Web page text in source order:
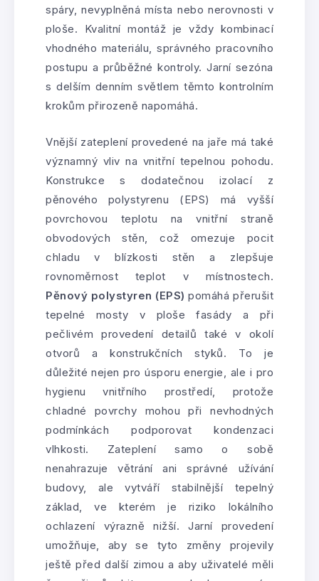
spáry, nevyplněná místa nebo nerovnosti v
ploše. Kvalitní montáž je vždy kombinací
vhodného materiálu, správného pracovního
postupu a průběžné kontroly. Jarní sezóna
s delším denním světlem těmto kontrolním
krokům přirozeně napomáhá.
Vnější zateplení provedené na jaře má také
významný vliv na vnitřní tepelnou pohodu.
Konstrukce s dodatečnou izolací z
pěnového polystyrenu (EPS) má vyšší
povrchovou teplotu na vnitřní straně
obvodových stěn, což omezuje pocit
chladu v blízkosti stěn a zlepšuje
rovnoměrnost teplot v místnostech.
Pěnový polystyren (EPS) pomáhá přerušit
tepelné mosty v ploše fasády a při
pečlivém provedení detailů také v okolí
otvorů a konstrukčních styků. To je
důležité nejen pro úsporu energie, ale i pro
hygienu vnitřního prostředí, protože
chladné povrchy mohou při nevhodných
podmínkách podporovat kondenzaci
vlhkosti. Zateplení samo o sobě
nenahrazuje větrání ani správné užívání
budovy, ale vytváří stabilnější tepelný
základ, ve kterém je riziko lokálního
ochlazení výrazně nižší. Jarní provedení
umožňuje, aby se tyto změny projevily
ještě před další zimou a aby uživatelé měli